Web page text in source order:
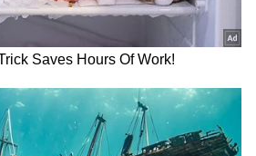
ಪ್ರಾಣ":
ಶೆಟ್ಟಿ | Rishab
News
ಕ್ಕೆ TAX ಇಳಿಕೆ: ಮೋದಿ-
| India US